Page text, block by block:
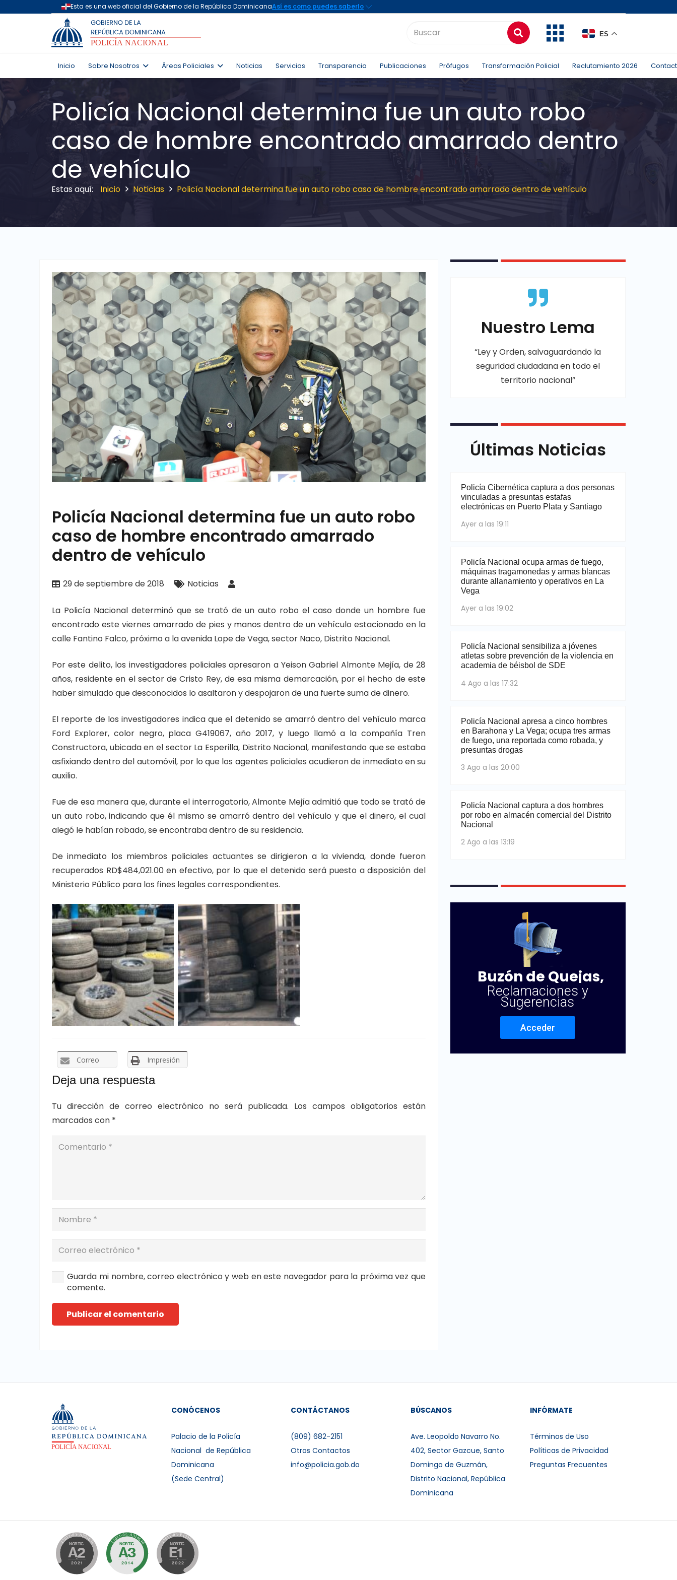
ES
Inicio Sobre Nosotros Áreas Policiales Noticias Servicios Transparencia Publicaciones Prófugos Transformación Policial Reclutamiento 2026
Policía Nacional determina fue un auto robo
caso de hombre encontrado amarrado dentro
de vehículo
Inicio Noticias Policía Nacional determina fue un auto robo caso de hombre encontrado amarrado dentro de vehículo
Policía Nacional determina fue un auto robo
caso de hombre encontrado amarrado
dentro de vehículo
29 de septiembre de 2018 Noticias
La Policía Nacional determinó que se trató de un auto robo el caso donde un hombre fue
encontrado este viernes amarrado de pies y manos dentro de un vehículo estacionado en la
calle Fantino Falco, próximo a la avenida Lope de Vega, sector Naco, Distrito Nacional.
Por este delito, los investigadores policiales apresaron a Yeison Gabriel Almonte Mejía, de 28
años, residente en el sector de Cristo Rey, de esa misma demarcación, por el hecho de este
haber simulado que desconocidos lo asaltaron y despojaron de una fuerte suma de dinero.
El reporte de los investigadores indica que el detenido se amarró dentro del vehículo marca
Ford Explorer, color negro, placa G419067, año 2017, y luego llamó a la compañía Tren
Constructora, ubicada en el sector La Esperilla, Distrito Nacional, manifestando que se estaba
asfixiando dentro del automóvil, por lo que los agentes policiales acudieron de inmediato en su
auxilio.
Fue de esa manera que, durante el interrogatorio, Almonte Mejía admitió que todo se trató de
un auto robo, indicando que él mismo se amarró dentro del vehículo y que el dinero, el cual
alegó le habían robado, se encontraba dentro de su residencia.
De inmediato los miembros policiales actuantes se dirigieron a la vivienda, donde fueron
recuperados RD$484,021.00 en efectivo, por lo que el detenido será puesto a disposición del
Ministerio Público para los fines legales correspondientes.
Correo Impresión
Deja una respuesta
Tu dirección de correo electrónico no será publicada. Los campos obligatorios están
marcados con *
Guarda mi nombre, correo electrónico y web en este navegador para la próxima vez que
comente.
Publicar el comentario
Nuestro Lema
“Ley y Orden, salvaguardando la
seguridad ciudadana en todo el
territorio nacional”
Últimas Noticias
Policía Cibernética captura a dos personas
vinculadas a presuntas estafas
electrónicas en Puerto Plata y Santiago
Ayer a las 19:11
Policía Nacional ocupa armas de fuego,
máquinas tragamonedas y armas blancas
durante allanamiento y operativos en La
Vega
Ayer a las 19:02
Policía Nacional sensibiliza a jóvenes
atletas sobre prevención de la violencia en
academia de béisbol de SDE
4 Ago a las 17:32
Policía Nacional apresa a cinco hombres
en Barahona y La Vega; ocupa tres armas
de fuego, una reportada como robada, y
presuntas drogas
3 Ago a las 20:00
Policía Nacional captura a dos hombres
por robo en almacén comercial del Distrito
Nacional
2 Ago a las 13:19
Buzón de Quejas,
Reclamaciones y
Sugerencias
Acceder
CONÓCENOS
Palacio de la Policía
Nacional de República
Dominicana
(Sede Central)
CONTÁCTANOS
(809) 682-2151
Otros Contactos
info@policia.gob.do
BÚSCANOS
Ave. Leopoldo Navarro No.
402, Sector Gazcue, Santo
Domingo de Guzmán,
Distrito Nacional, República
Dominicana
INFÓRMATE
Términos de Uso
Políticas de Privacidad
Preguntas Frecuentes